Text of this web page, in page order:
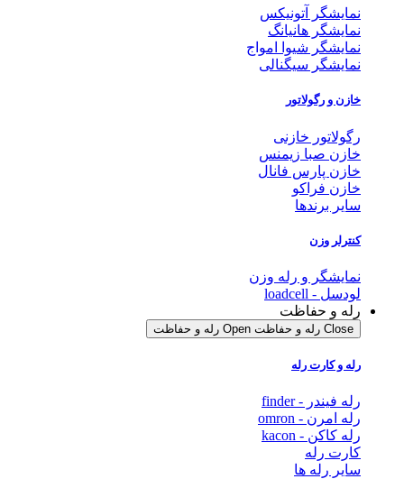
نمایشگر آتونیکس
نمایشگر هانیانگ
نمایشگر شیوا امواج
نمایشگر سیگنالی
خازن و رگولاتور
رگولاتور خازنی
خازن صبا زیمنس
خازن پارس فانال
خازن فراکو
سایر برندها
کنترلر وزن
نمایشگر و رله وزن
لودسل - loadcell
رله و حفاظت
Close رله و حفاظت Open رله و حفاظت
رله و کارت رله
رله فیندر - finder
رله امرن - omron
رله کاکن - kacon
کارت رله
سایر رله ها